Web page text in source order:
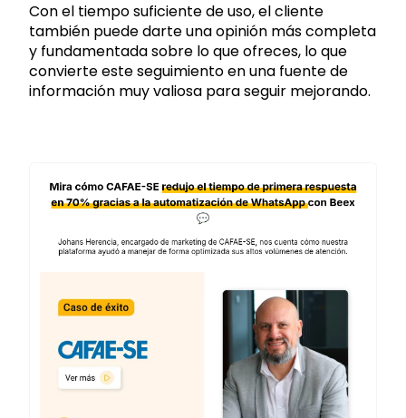
Con el tiempo suficiente de uso, el cliente
también puede darte una opinión más completa
y fundamentada sobre lo que ofreces, lo que
convierte este seguimiento en una fuente de
información muy valiosa para seguir mejorando.